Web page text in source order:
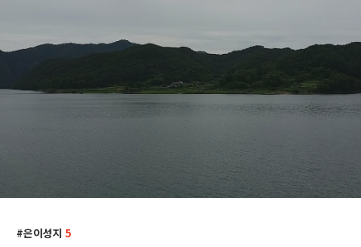
은이성지 5